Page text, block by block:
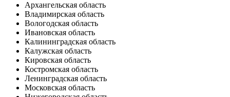
Архангельская область
Владимирская область
Вологодская область
Ивановская область
Калининградская область
Калужская область
Кировская область
Костромская область
Ленинградская область
Московская область